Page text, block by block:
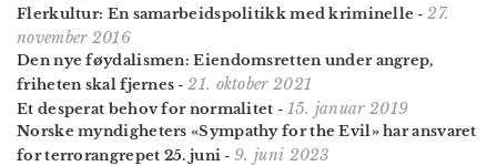
Flerkultur: En samarbeidspolitikk med kriminelle -27.
november 2016
Den nye føydalismen: Eiendomsretten under angrep,
friheten skal fjernes -21. oktober 2021
Et desperat behov for normalitet - 15. januar 2019
Norske myndigheters «Sympathy for the Evil» har ansvaret
for terror­angrepet 25. juni -9. juni 2023